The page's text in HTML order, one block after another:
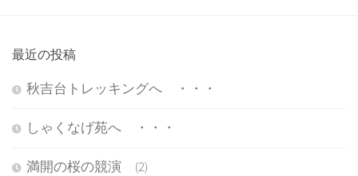
最近の投稿
秋吉台トレッキングへ ・・・
しゃくなげ苑へ ・・・
満開の桜の競演 (2)